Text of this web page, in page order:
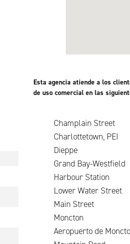
Esta agencia atiende a los
de uso comercial en las
Champlain Street
Charlottetown, PEI
Dieppe
Grand Bay-Westfield
Harbour
Lower Water Street
Main Street
Moncton
Aeropuerto de